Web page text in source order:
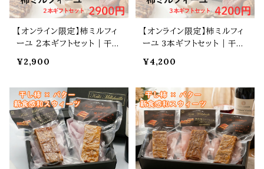
【オンライン限定】柿ミルフィ
ーユ ２本ギフトセット｜干し
¥2,900
【オンライン限定】柿ミルフィ
ーユ 3本ギフトセット｜干し
¥4,200